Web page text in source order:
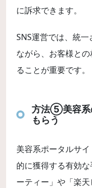
に訴求できます。
SNS運営では、統
ながら、お客様と
ることが重要です。
方法⑤美容系
もらう
美容系ポータルサ
的に獲得する有効
ーティー」や「楽